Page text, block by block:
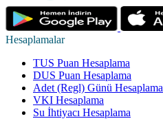
Hesaplamalar
TUS Puan Hesaplama
DUS Puan Hesaplama
Adet (Regl) Günü Hesaplama
VKI Hesaplama
Su İhtiyacı Hesaplama